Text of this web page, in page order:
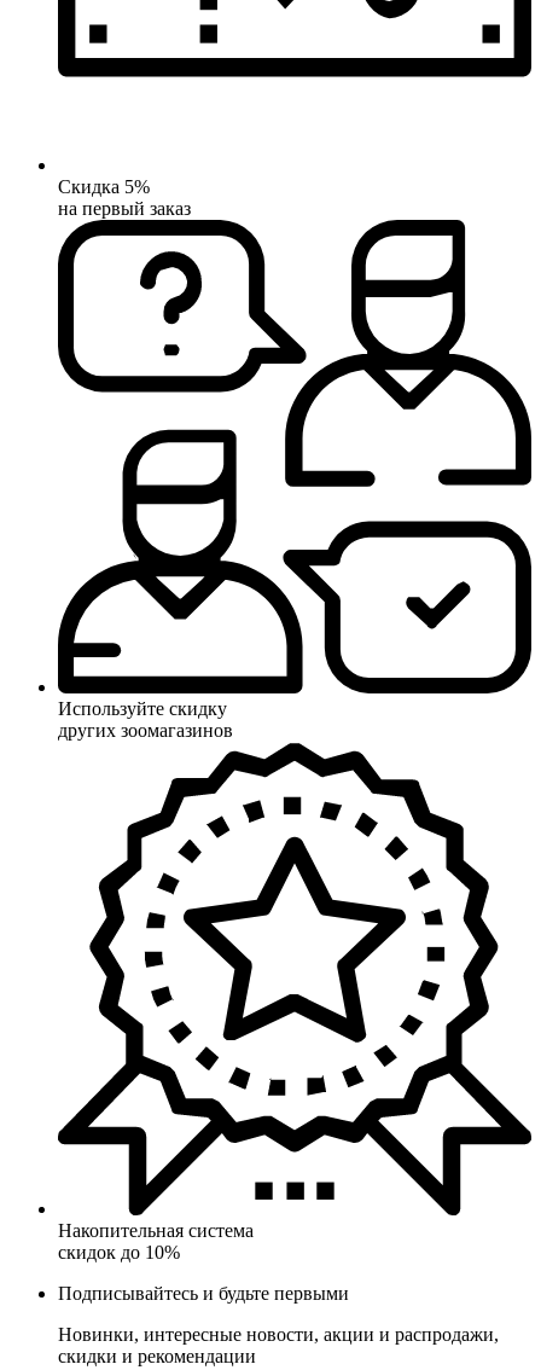
Скидка 5%
на первый заказ
Используйте скидку
других зоомагазинов
Накопительная система
скидок до 10%
Подписывайтесь и будьте первыми
Новинки, интересные новости, акции и распродажи,
скидки и рекомендации